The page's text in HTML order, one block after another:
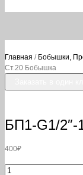
Главная / Бобышки,
Ст.20 Бобышка
БП1-G1/
400₽
Количество